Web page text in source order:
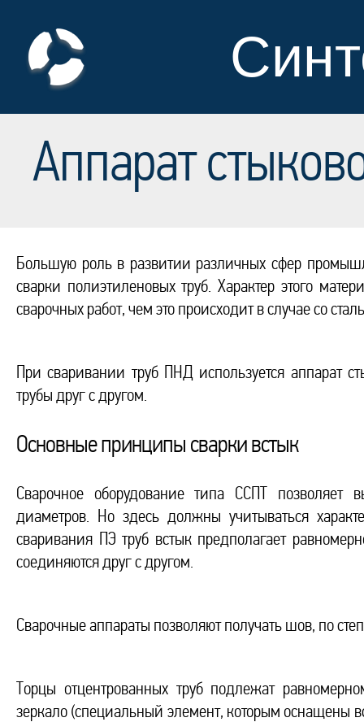
Аппарат
Большую роль в развитии различных сфер
сварки полиэтиленовых труб. Характер этого
сварочных работ, чем это происходит в случае со
При сваривании труб ПНД используется аппарат
трубы друг с другом.
Основные принципы сварки встык
Сварочное оборудование типа ССПТ позволяет
диаметров. Но здесь должны учитываться
сваривания ПЭ труб встык предполагает
соединяются друг с другом.
Сварочные аппараты позволяют получать шов, по
Торцы отцентрованных труб подлежат
зеркало (специальный элемент, которым оснащены